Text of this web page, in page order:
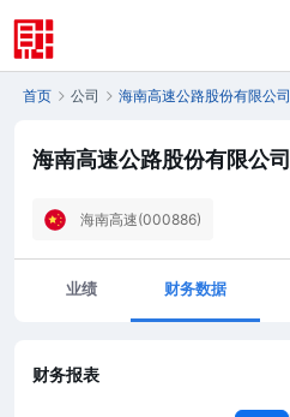
首页 公司 海南高速公路股份有限公司
海南高速公路股份有限公司
海南高速(000886)
业绩 财务数据
财务报表